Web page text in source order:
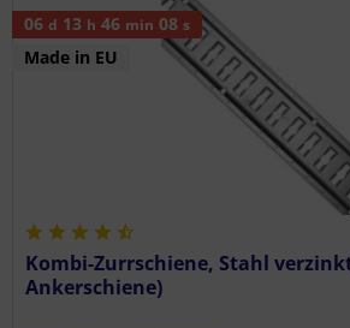
06 d 13 h 46 min 07 s
Made in EU
Kombi-Zurrschiene, Stahl
Ankerschiene)